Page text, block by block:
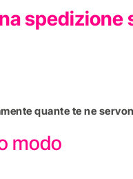
spedizione
quante te ne
modo